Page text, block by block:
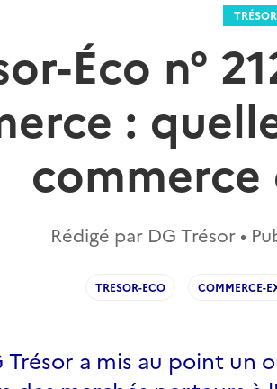
Éco n°
:
Rédigé par DG Trésor •
TRESOR-ECO COMMERCE-
Trésor a mis au point un